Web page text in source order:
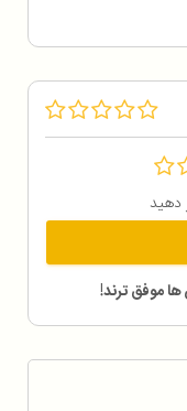
دهید
ها موفق ترند!